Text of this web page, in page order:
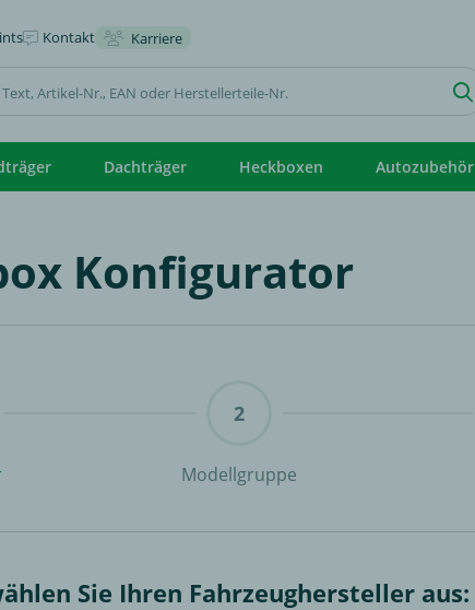
Kontakt Karriere
Dachträger Heckboxen Autozubehör
Konfigurator
Modellgruppe
Sie Ihren Fahrzeughersteller aus: